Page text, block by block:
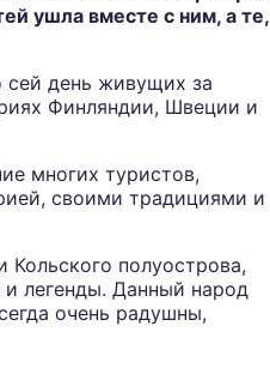
ушла вместе с ним, а те,
сей день живущих за
Финляндии, Швеции и
многих туристов,
своими традициями и
полуострова,
легенды. Данный народ
очень радушны,